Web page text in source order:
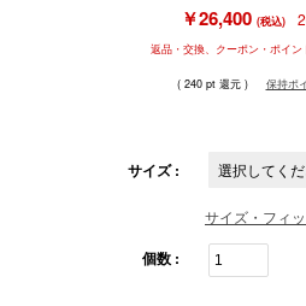
￥26,400 (税込)
返品・交換、クーポン・ポイ
( 240 pt 還元 ) 保持ポ
サイズ :
サイズ・フィ
個数 :